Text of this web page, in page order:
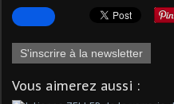
S'inscrire à la newsletter
Vous aimerez aussi :